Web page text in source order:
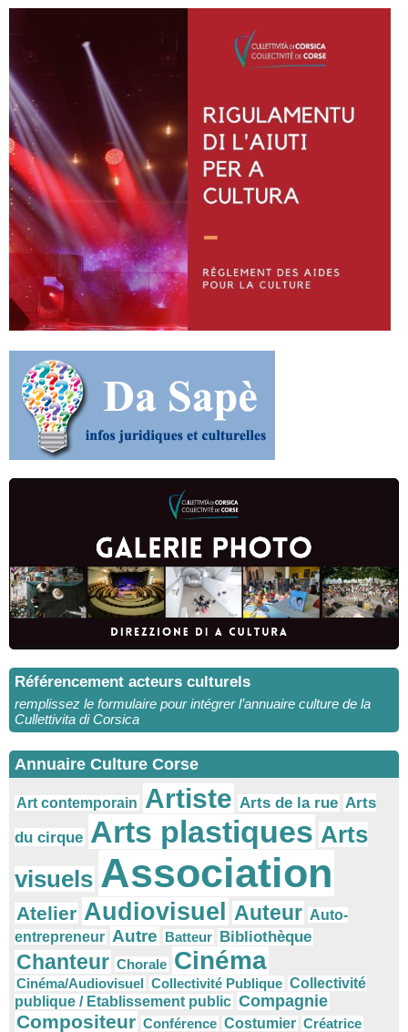
Référencement acteurs culturels
remplissez le formulaire pour intégrer l’annuaire culture de la
Cullettivita di Corsica
Annuaire Culture Corse
Art contemporain Artiste Arts de la rue Arts
du cirque Arts plastiques Arts
visuels Association
Atelier Audiovisuel Auteur Auto-
entrepreneur Autre Batteur Bibliothèque
Chanteur Chorale Cinéma
Cinéma/Audiovisuel Collectivité Publique Collectivité
publique / Etablissement public Compagnie
Compositeur Conférence Costumier Créatrice